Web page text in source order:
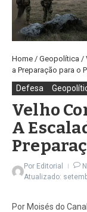
Home / Geopolítica /
a Preparação para o
Defesa
Velho
A
Por Editorial
Atualizado:
Por Moisés do